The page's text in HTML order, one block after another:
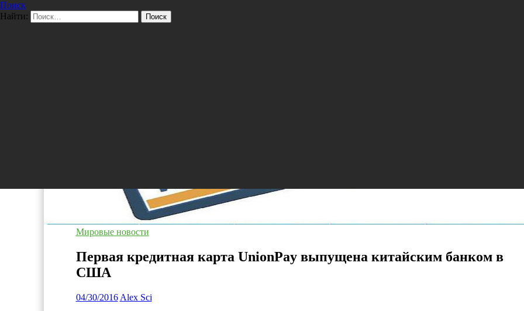
Перейти к содержимому
Pro/Hi-Tech
Поиск
Найти:
Мировые новости
Первая кредитная карта UnionPay выпущена китайским банком в
США
04/30/2016 Alex Sci